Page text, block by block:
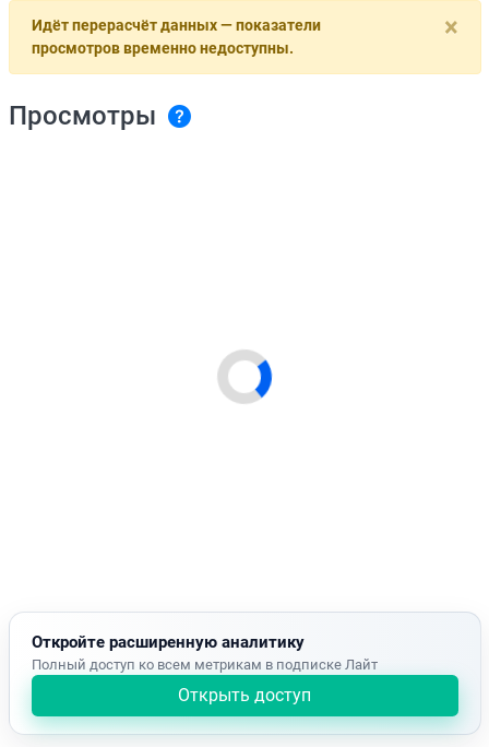
×
Идёт перерасчёт данных — показатели
просмотров временно недоступны.
Просмотры
Откройте расширенную аналитику
Полный доступ ко всем метрикам в подписке Лайт
Открыть доступ